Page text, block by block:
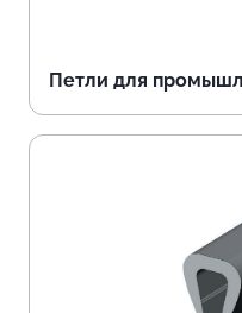
Петли для